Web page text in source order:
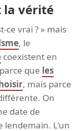
la vérité
ce vrai ? » mais
, le
coexistent en
que les
, mais parce
On
date de
lendemain. L'un